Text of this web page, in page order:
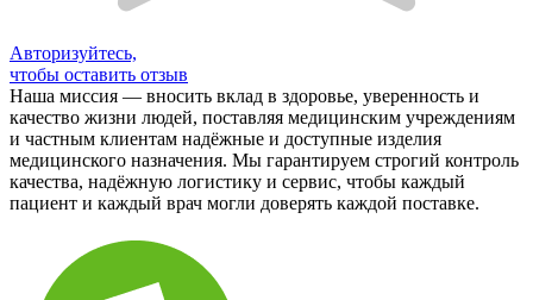
Авторизуйтесь,
чтобы оставить отзыв
Наша миссия — вносить вклад в здоровье, уверенность и
качество жизни людей, поставляя медицинским учреждениям
и частным клиентам надёжные и доступные изделия
медицинского назначения. Мы гарантируем строгий контроль
качества, надёжную логистику и сервис, чтобы каждый
пациент и каждый врач могли доверять каждой поставке.